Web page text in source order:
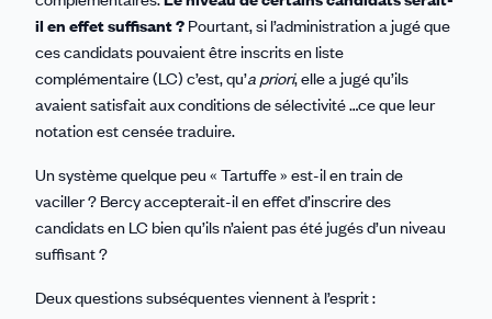
il en effet suffisant ? Pourtant, si l’administration a jugé que
ces candidats pouvaient être inscrits en liste
complémentaire (LC) c’est, qu’a priori, elle a jugé qu’ils
avaient satisfait aux conditions de sélectivité …ce que leur
notation est censée traduire.
Un système quelque peu « Tartuffe » est-il en train de
vaciller ? Bercy accepterait-il en effet d’inscrire des
candidats en LC bien qu’ils n’aient pas été jugés d’un niveau
suffisant ?
Deux questions subséquentes viennent à l’esprit :